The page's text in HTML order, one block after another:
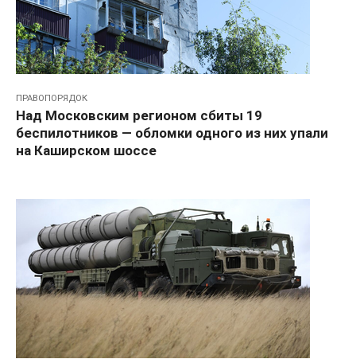
ПРАВОПОРЯДОК
Над Московским регионом сбиты 19
беспилотников — обломки одного из них упали
на Каширском шоссе